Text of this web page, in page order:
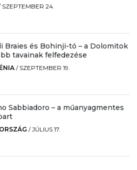
SZEPTEMBER 24.
Braies és Bohinji-tó – a Dolomitok
tavainak felfedezése
/ SZEPTEMBER 19.
Sabbiadoro – a műanyagmentes
/JÚLIUS 17.